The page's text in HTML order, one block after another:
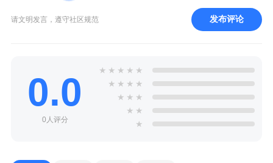
请文明发言，遵守社区规范 发布评论
0.0
0人评分
★ ★ ★ ★ ★
★ ★ ★ ★
★ ★ ★
★ ★
★